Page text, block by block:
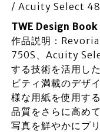
/ Acuity Select 48
TWE Design Book
作品説明：
750S、Acuity
する技術を活用し
ビティ満載のデザ
様な用紙を使用す
品質をさらに高め
写真を鮮やかにプ